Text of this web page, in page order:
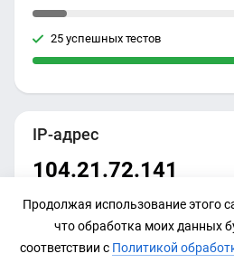
IP-адрес
104.21.72.141
25 успешных тестов
Продолжая использование этого
что обработка моих данных
соответствии с Политикой